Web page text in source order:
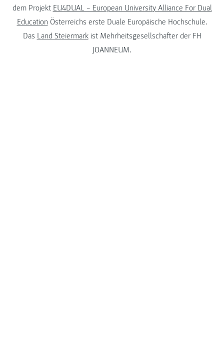
dem Projekt EU4DUAL – European University Alliance For Dual
Education Österreichs erste Duale Europäische Hochschule.
Das Land Steiermarkist Mehrheitsgesellschafter der FH
JOANNEUM.